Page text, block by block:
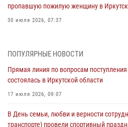
пропавшую пожилую женщину в
30 июля 2026, 07:37
жителей Иркутской области
При силовой поддержке СОБР
провели рейды по соблюдению
ПОПУЛЯРНЫЕ НОВОСТИ
Прямая линия по вопросам
состоялась в Иркутской области
17 июля 2026, 09:07
В День семьи, любви и верности
транспорте) провели спортивный